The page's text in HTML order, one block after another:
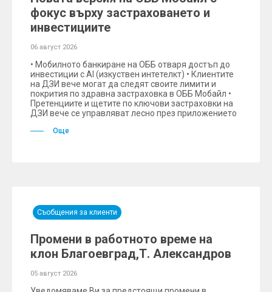
фокус върху застраховането и
инвестициите
06 август 2026
• Мобилното банкиране на ОББ отваря достъп до
инвестиции с AI (изкуствен интетелкт) • Клиентите
на ДЗИ вече могат да следят своите лимити и
покрития по здравна застраховка в ОББ Мобайл •
Претенциите и щетите по ключови застраховки на
ДЗИ вече се управляват лесно през приложението
Още
Съобщения за клиенти
Промени в работното време на
клон Благоевград,Т. Александров
05 август 2026